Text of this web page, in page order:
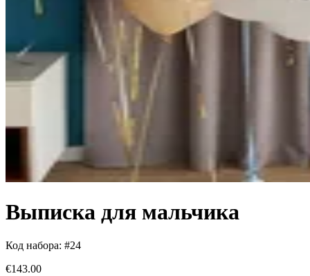
Выписка для мальчика
Код набора: #24
€143.00